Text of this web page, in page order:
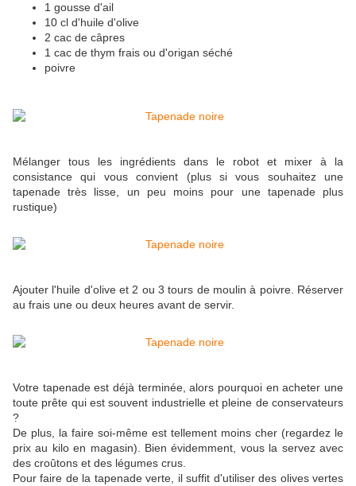
1 gousse d'ail
10 cl d'huile d'olive
2 cac de câpres
1 cac de thym frais ou d'origan séché
poivre
Mélanger tous les ingrédients dans le robot et mixer à la
consistance qui vous convient (plus si vous souhaitez une
tapenade très lisse, un peu moins pour une tapenade plus
rustique)
Ajouter l'huile d'olive et 2 ou 3 tours de moulin à poivre. Réserver
au frais une ou deux heures avant de servir.
Votre tapenade est déjà terminée, alors pourquoi en acheter une
toute prête qui est souvent industrielle et pleine de conservateurs
?
De plus, la faire soi-même est tellement moins cher (regardez le
prix au kilo en magasin). Bien évidemment, vous la servez avec
des croûtons et des légumes crus.
Pour faire de la tapenade verte, il suffit d'utiliser des olives vertes